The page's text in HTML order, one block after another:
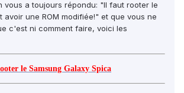
vous a toujours répondu: "Il faut rooter le
avoir une ROM modifiée!" et que vous ne
c'est ni comment faire, voici les
le Samsung Galaxy Spica